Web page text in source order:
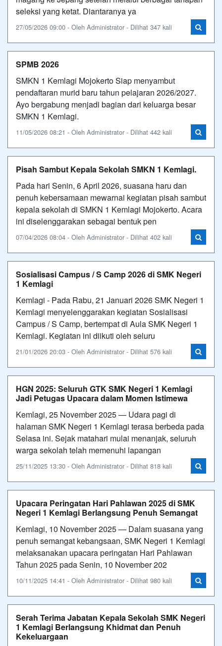
seleksi yang ketat. Diantaranya ya
27/05/2026 09:00 - Oleh Administrator - Dilihat 347 kali
SPMB 2026
SMKN 1 Kemlagi Mojokerto Siap menyambut
pendaftaran murid baru tahun pelajaran 2026/2027.
Ayo bergabung menjadi bagian dari keluarga besar
SMKN 1 Kemlagi.
11/05/2026 08:21 - Oleh Administrator - Dilihat 442 kali
Pisah Sambut Kepala Sekolah SMKN 1 Kemlagi.
Pada hari Senin, 6 April 2026, suasana haru dan
penuh kebersamaan mewarnai kegiatan pisah sambut
kepala sekolah di SMKN 1 Kemlagi Mojokerto. Acara
ini diselenggarakan sebagai bentuk pen
07/04/2026 08:04 - Oleh Administrator - Dilihat 402 kali
Sosialisasi Campus / S Camp 2026 di SMK Negeri
1 Kemlagi
Kemlagi - Pada Rabu, 21 Januari 2026 SMK Negeri 1
Kemlagi menyelenggarakan kegiatan Sosialisasi
Campus / S Camp, bertempat di Aula SMK Negeri 1
Kemlagi. Kegiatan ini diikuti oleh seluru
21/01/2026 20:03 - Oleh Administrator - Dilihat 576 kali
HGN 2025: Seluruh GTK SMK Negeri 1 Kemlagi
Jadi Petugas Upacara dalam Momen Istimewa
Kemlagi, 25 November 2025 — Udara pagi di
halaman SMK Negeri 1 Kemlagi terasa berbeda pada
Selasa ini. Sejak matahari mulai menanjak, seluruh
warga sekolah telah memenuhi lapangan
25/11/2025 13:30 - Oleh Administrator - Dilihat 818 kali
Upacara Peringatan Hari Pahlawan 2025 di SMK
Negeri 1 Kemlagi Berlangsung Penuh Semangat
Kemlagi, 10 November 2025 — Dalam suasana yang
penuh semangat kebangsaan, SMK Negeri 1 Kemlagi
melaksanakan upacara peringatan Hari Pahlawan
Tahun 2025 pada Senin, 10 November 202
10/11/2025 14:41 - Oleh Administrator - Dilihat 980 kali
Serah Terima Jabatan Kepala Sekolah SMK Negeri
1 Kemlagi Berlangsung Khidmat dan Penuh
Kekeluargaan